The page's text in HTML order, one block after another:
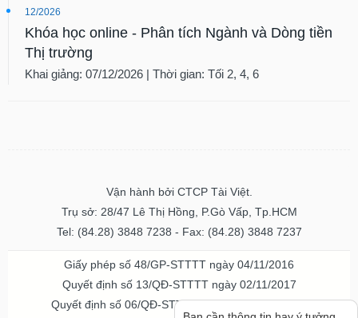
12/2026
Khóa học online - Phân tích Ngành và Dòng tiền
Thị trường
Khai giảng: 07/12/2026 | Thời gian: Tối 2, 4, 6
Vận hành bởi CTCP Tài Việt.
Trụ sở: 28/47 Lê Thị Hồng, P.Gò Vấp, Tp.HCM
Tel: (84.28) 3848 7238 - Fax: (84.28) 3848 7237
Giấy phép số 48/GP-STTTT ngày 04/11/2016
Quyết định số 13/QĐ-STTTT ngày 02/11/2017
Quyết định số 06/QĐ-STTTT-ICP ngày 20/07/2023